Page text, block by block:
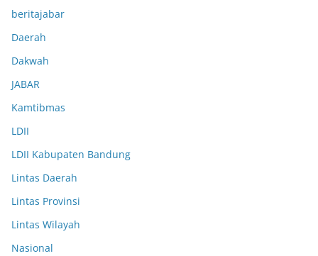
beritajabar
Daerah
Dakwah
JABAR
Kamtibmas
LDII
LDII Kabupaten Bandung
Lintas Daerah
Lintas Provinsi
Lintas Wilayah
Nasional